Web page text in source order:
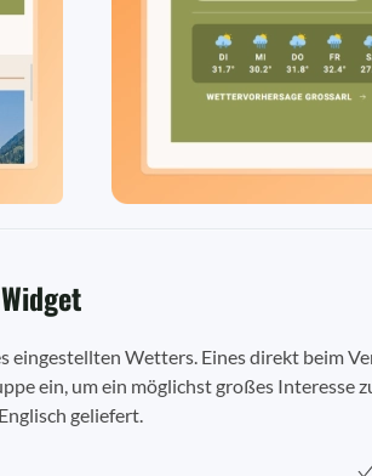
eingestellten Wetters. Eines direkt beim
ein, um ein möglichst großes Interesse
geliefert.